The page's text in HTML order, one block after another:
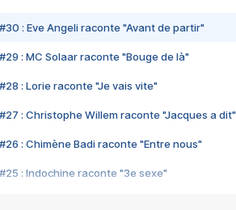
#30 : Eve Angeli raconte "Avant de partir"
#29 : MC Solaar raconte "Bouge de là"
#28 : Lorie raconte "Je vais vite"
#27 : Christophe Willem raconte "Jacques a dit"
#26 : Chimène Badi raconte "Entre nous"
#25 : Indochine raconte "3e sexe"